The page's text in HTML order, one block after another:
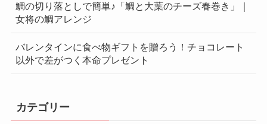
鯛の切り落としで簡単♪「鯛と大葉のチーズ春巻き」｜
女将の鯛アレンジ
バレンタインに食べ物ギフトを贈ろう！チョコレート
以外で差がつく本命プレゼント
カテゴリー